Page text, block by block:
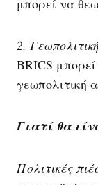
2.
BRICS
γεωπολιτική
Γιατί θα
Πολιτικές